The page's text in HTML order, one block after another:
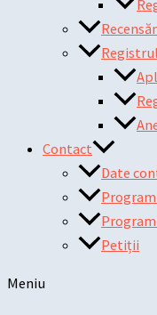
Contact
Date
Petiții
Meniu